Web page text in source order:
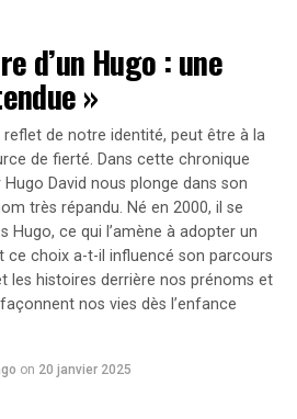
Harris », a-t-elle déclaré
jour, nous voyons nos droits et
compris le droit de chacun
qui il aime — ouvertement et
de Kamala Harris Adopte les
Bass, la juge de « Drag Race »
Jamal Sims, ainsi que
et Leslie Jones.
initiatives de la
à séduire les jeunes électeurs,
mèmes qui circulent autour
d’un Hugo : une
»
reflet de notre identité, peut être à la
de fierté. Dans cette chronique
David nous plonge dans son
très répandu. Né en 2000, il se
Hugo, ce qui l’amène à adopter un
ce choix a-t-il influencé son parcours
les histoires derrière nos prénoms et
nos vies dès l’enfance
on 20 janvier 2025